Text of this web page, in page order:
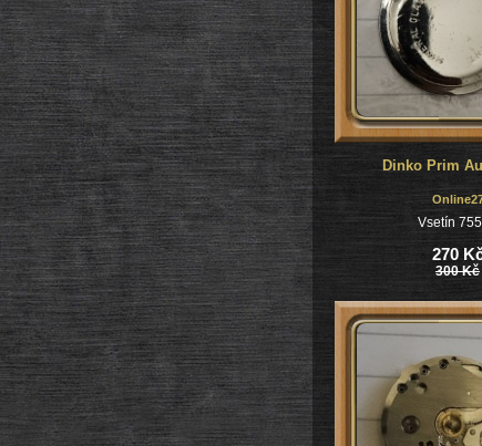
Dinko Prim
Vsetín
270
300 Kč